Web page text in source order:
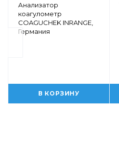
Анализатор
коагулометр
COAGUCHEK INRANGE,
Германия
В КОРЗИНУ